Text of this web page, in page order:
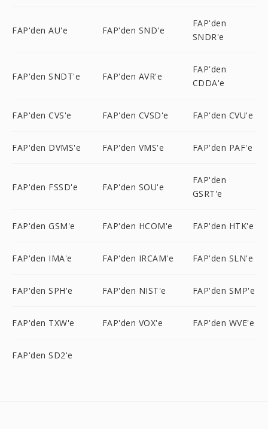
FAP'den AU'e FAP'den SND'e
FAP'den
SNDR'e
FAP'den SNDT'e FAP'den AVR'e
FAP'den
CDDA'e
FAP'den CVS'e FAP'den CVSD'e FAP'den CVU'e
FAP'den DVMS'e FAP'den VMS'e FAP'den PAF'e
FAP'den FSSD'e FAP'den SOU'e
FAP'den
GSRT'e
FAP'den GSM'e FAP'den HCOM'e FAP'den HTK'e
FAP'den IMA'e FAP'den IRCAM'e FAP'den SLN'e
FAP'den SPH'e FAP'den NIST'e FAP'den SMP'e
FAP'den TXW'e FAP'den VOX'e FAP'den WVE'e
FAP'den SD2'e